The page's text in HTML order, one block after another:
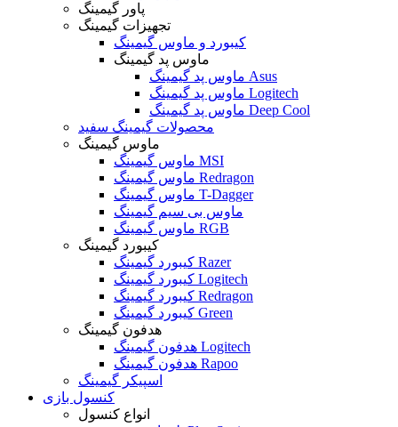
پاور گیمینگ
تجهیزات گیمینگ
کیبورد و ماوس گیمینگ
ماوس پد گیمینگ
ماوس پد گیمینگ Asus
ماوس پد گیمینگ Logitech
ماوس پد گیمینگ Deep Cool
محصولات گیمینگ سفید
ماوس گیمینگ
ماوس گیمینگ MSI
ماوس گیمینگ Redragon
ماوس گیمینگ T-Dagger
ماوس بی سیم گیمینگ
ماوس گیمینگ RGB
کیبورد گیمینگ
کیبورد گیمینگ Razer
کیبورد گیمینگ Logitech
کیبورد گیمینگ Redragon
کیبورد گیمینگ Green
هدفون گیمینگ
هدفون گیمینگ Logitech
هدفون گیمینگ Rapoo
اسپیکر گیمینگ
کنسول بازی
انواع کنسول